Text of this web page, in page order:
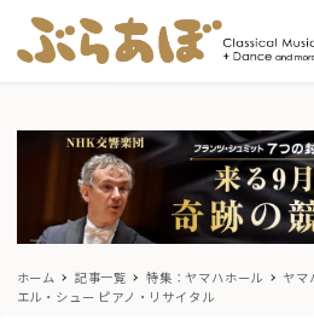
ホーム 記事一覧 特集：ヤマハホール ヤマ
エル・シュー ピアノ・リサイタル